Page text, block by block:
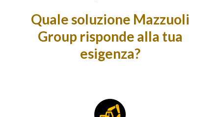
Quale soluzione Mazzuoli
Group risponde alla tua
esigenza?